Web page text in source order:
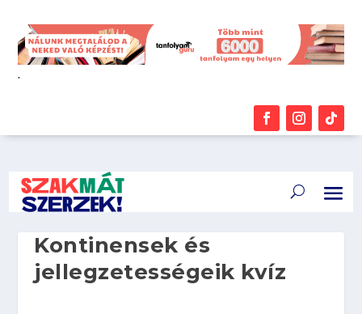
.
Kontinensek és
jellegzetességeik kvíz